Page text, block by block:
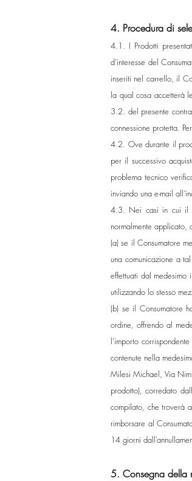
4. Procedura di
4.1. I Prodotti
d’interesse del
inseriti nel carrello, il
la qual cosa accetterà
3.2. del presente
connessione protetta.
4.2. Ove durante il
per il successivo
problema tecnico
inviando una e-mail
4.3. Nei casi in cui il
normalmente
(a) se il Consumatore
una comunicazione a
effettuati dal medesimo
utilizzando lo stesso
(b) se il Consumatore
ordine, offrendo al
l’importo
contenute nella
Milesi Michael, Via
prodotto), corredato
compilato, che troverà
rimborsare al
14 giorni
5. Consegna della